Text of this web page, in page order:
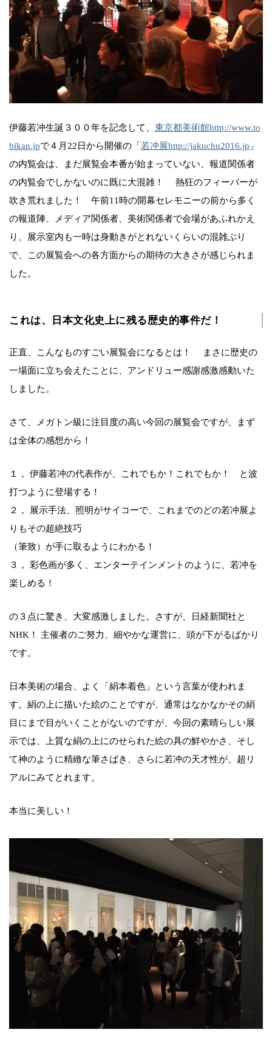
伊藤若冲生誕３００年を記念して、 東京都美術館http://www.to
bikan.jpで４月22日から開催の「 若冲展http://jakuchu2016.jp 」
の内覧会は、まだ展覧会本番が始まっていない、報道関係者
の内覧会でしかないのに既に大混雑！ 熱狂のフィーバーが
吹き荒れました！ 午前11時の開幕セレモニーの前から多く
の報道陣、メディア関係者、美術関係者で会場があふれかえ
り、展示室内も一時は身動きがとれないくらいの混雑ぶり
で、この展覧会への各方面からの期待の大きさが感じられま
した。
これは、日本文化史上に残る歴史的事件だ！
正直、こんなものすごい展覧会になるとは！ まさに歴史の
一場面に立ち会えたことに、アンドリュー感謝感激感動いた
しました。
さて、メガトン級に注目度の高い今回の展覧会ですが、まず
は全体の感想から！
１， 伊藤若冲の代表作が、これでもか！これでもか！ と波
打つように登場する！
２， 展示手法、照明がサイコーで、これまでのどの若冲展よ
りもその超絶技巧
（筆致）が手に取るようにわかる！
３， 彩色画が多く、エンターテインメントのように、若冲を
楽しめる！
の３点に驚き、大変感激しました。さすが、日経新聞社と
NHK！ 主催者のご努力、細やかな運営に、頭が下がるばかり
です。
日本美術の場合、よく「絹本着色」という言葉が使われま
す。絹の上に描いた絵のことですが、通常はなかなかその絹
目にまで目がいくことがないのですが、今回の素晴らしい展
示では、上質な絹の上にのせられた絵の具の鮮やかさ、そし
て神のように精緻な筆さばき、さらに若冲の天才性が、超リ
アルにみてとれます。
本当に美しい！